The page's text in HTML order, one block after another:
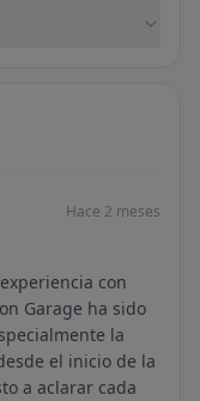
Hace 2 meses
con
Garage ha sido
la
el inicio de la
a aclarar cada